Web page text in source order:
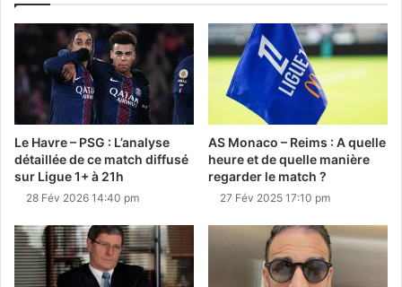
Le Havre – PSG : L’analyse
détaillée de ce match diffusé
sur Ligue 1+ à 21h
28 Fév 2026 14:40 pm
AS Monaco – Reims : A quelle
heure et de quelle manière
regarder le match ?
27 Fév 2025 17:10 pm